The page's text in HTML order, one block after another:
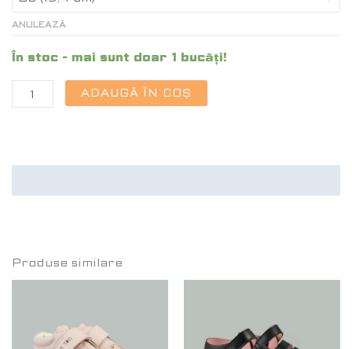
ANULEAZĂ
În stoc - mai sunt doar 1 bucăți!
ADAUGĂ ÎN COȘ
Produse similare